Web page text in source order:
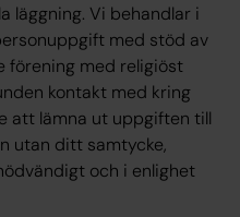
läggning. Vi behandlar i
med stöd av
förening med religiöst
kontakt med kring
att lämna ut uppgiften till
utan ditt samtycke,
och i enlighet